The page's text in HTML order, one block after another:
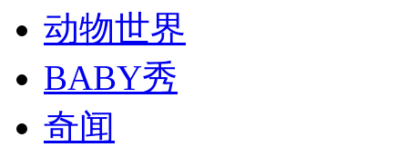
司机酒驾遇交警 急速倒车逃窜
动物世界
BABY秀
奇闻